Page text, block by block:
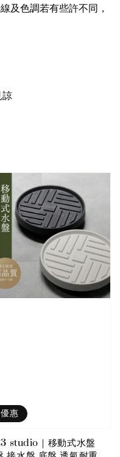
及色調若有些許不同，
諒
優惠
studio｜移動式水盤